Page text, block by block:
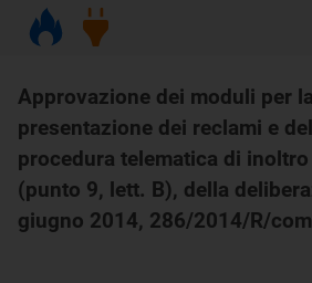
Approvazione dei moduli per la
presentazione dei reclami e
procedura telematica di
(punto 9, lett. B), della
giugno 2014, 286/2014/R/com